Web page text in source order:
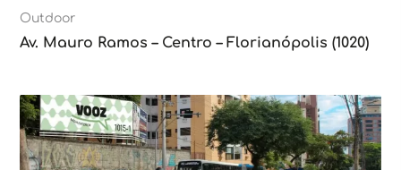
Outdoor
Av. Mauro Ramos – Centro – Florianópolis (1020)